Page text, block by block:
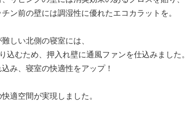
ン前の壁には調湿性に優れたエコカラットを。
しい北側の寝室には、
むため、押入れ壁に通風ファンを仕込みました。
み、寝室の快適性をアップ！
適空間が実現しました。